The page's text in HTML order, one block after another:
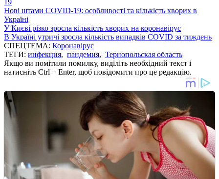
Нові штами COVID-19: особливості та кількість хворих в
Україні
У Києві різко зросла кількість хворих на коронавірус
В Україні утричі зросла кількість випадків COVID за тиждень
СПЕЦТЕМА: Коронавірус
ТЕГИ: инфекция, пандемия, Тернопольская область
Якщо ви помітили помилку, виділіть необхідний текст і
натисніть Ctrl + Enter, щоб повідомити про це редакцію.